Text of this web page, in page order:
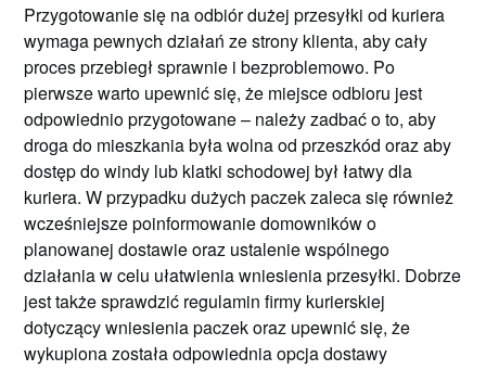
Przygotowanie się na odbiór dużej przesyłki od kuriera
wymaga pewnych działań ze strony klienta, aby cały
proces przebiegł sprawnie i bezproblemowo. Po
pierwsze warto upewnić się, że miejsce odbioru jest
odpowiednio przygotowane – należy zadbać o to, aby
droga do mieszkania była wolna od przeszkód oraz aby
dostęp do windy lub klatki schodowej był łatwy dla
kuriera. W przypadku dużych paczek zaleca się również
wcześniejsze poinformowanie domowników o
planowanej dostawie oraz ustalenie wspólnego
działania w celu ułatwienia wniesienia przesyłki. Dobrze
jest także sprawdzić regulamin firmy kurierskiej
dotyczący wniesienia paczek oraz upewnić się, że
wykupiona została odpowiednia opcja dostawy